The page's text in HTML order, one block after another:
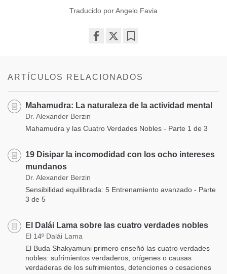
Traducido por Angelo Favia
ARTÍCULOS RELACIONADOS
Mahamudra: La naturaleza de la actividad mental
Dr. Alexander Berzin
Mahamudra y las Cuatro Verdades Nobles - Parte 1 de 3
19 Disipar la incomodidad con los ocho intereses
mundanos
Dr. Alexander Berzin
Sensibilidad equilibrada: 5 Entrenamiento avanzado - Parte
3 de 5
El Dalái Lama sobre las cuatro verdades nobles
El 14º Dalái Lama
El Buda Shakyamuni primero enseñó las cuatro verdades
nobles: sufrimientos verdaderos, orígenes o causas
verdaderas de los sufrimientos, detenciones o cesaciones